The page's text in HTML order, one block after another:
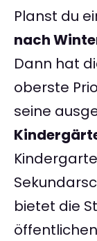
Planst du
nach
Dann hat
oberste
seine
bietet die